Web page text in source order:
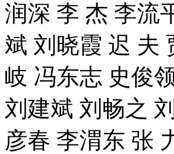
润深 李 杰 李流
斌 刘晓霞 迟 夫
岐 冯东志 史俊
刘建斌 刘畅之
彦春 李渭东 张